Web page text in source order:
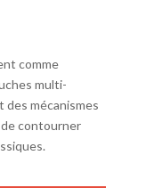
comme
multi-
mécanismes
contourner